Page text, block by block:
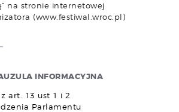
na stronie internetowej
(www.festiwal.wroc.pl)
INFORMACYJNA
art. 13 ust 1 i 2
Parlamentu